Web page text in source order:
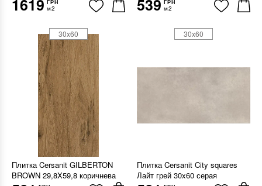
1619 ГРН
м2 539 ГРН
м2
Плитка Cersanit GILBERTON
BROWN 29,8X59,8 коричнева
30x60
Плитка Cersanit City squares
Лайт грей 30x60 серая
30x60